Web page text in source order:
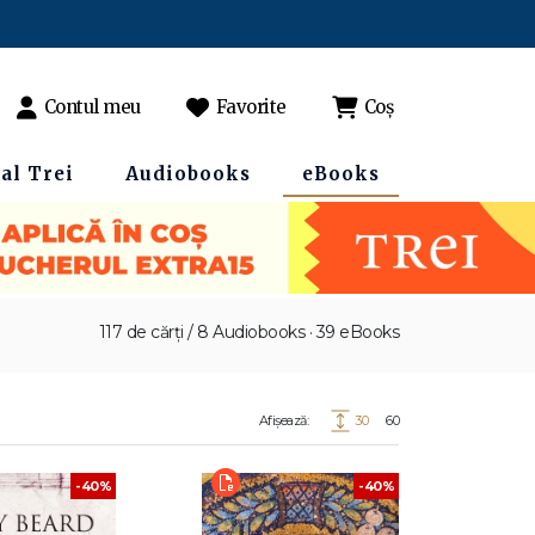
Contul meu Favorite Coș
Trei Audiobooks eBooks
117 de cărți / 8 Audiobooks · 39 eBooks
Afișează: 30 60
-40% -40%